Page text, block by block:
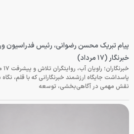
پیام تبریک محسن رضوانی، رئیس فدراسیون
خبرنگار (۱۷ مرداد)
پاسداشت جایگاه ارزشمند خبرنگارانی که با قلم،
نقش مهمی در آگاهی‌بخشی، توسعه